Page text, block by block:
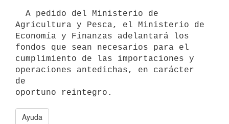
Agricultura y Pesca, el Ministerio de
Economía y Finanzas adelantará los
fondos que sean necesarios para el
cumplimiento de las importaciones y
operaciones antedichas, en carácter
de
Ayuda